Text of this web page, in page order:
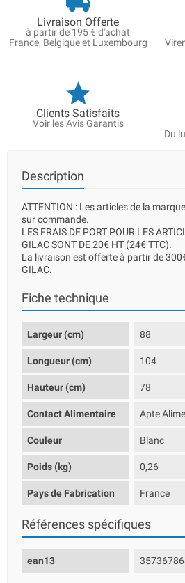
Livraison Offerte
à partir de 195 € d'achat
France, Belgique et Luxembourg
Clients Satisfaits
Voir les Avis Garantis
Du
Description
ATTENTION : Les articles de la
sur commande.
LES FRAIS DE PORT POUR LES
GILAC SONT DE 20€ HT (24€ TTC).
La livraison est offerte à partir de
GILAC.
Fiche technique
Largeur (cm) 88
Longueur (cm) 104
Hauteur (cm) 78
Contact Alimentaire Apte
Couleur Blanc
Poids (kg) 0,26
Pays de Fabrication France
Références spécifiques
ean13